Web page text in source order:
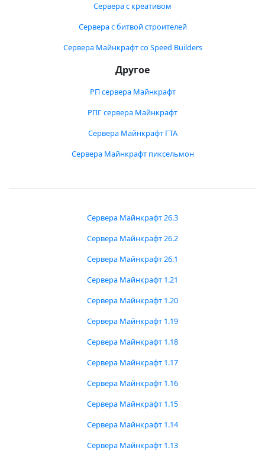
Сервера с креативом
Сервера с битвой строителей
Сервера Майнкрафт со Speed Builders
Другое
РП сервера Майнкрафт
РПГ сервера Майнкрафт
Сервера Майнкрафт ГТА
Сервера Майнкрафт пиксельмон
Сервера Майнкрафт 26.3
Сервера Майнкрафт 26.2
Сервера Майнкрафт 26.1
Сервера Майнкрафт 1.21
Сервера Майнкрафт 1.20
Сервера Майнкрафт 1.19
Сервера Майнкрафт 1.18
Сервера Майнкрафт 1.17
Сервера Майнкрафт 1.16
Сервера Майнкрафт 1.15
Сервера Майнкрафт 1.14
Сервера Майнкрафт 1.13